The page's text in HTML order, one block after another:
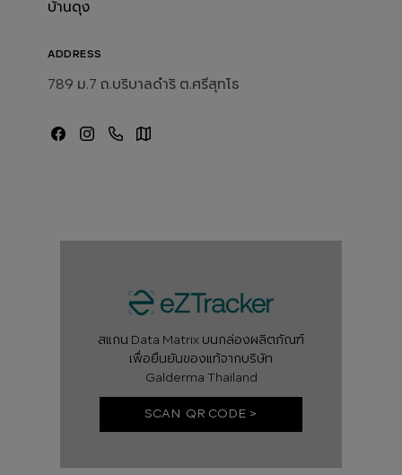
บ้านดุง
ADDRESS
789 ม.7 ถ.บริบาลดำริ ต.ศรีสุทโธ
สแกน Data Matrix บนกล่องผลิตภัณฑ์
เพื่อยืนยันของแท้จากบริษัท
Galderma Thailand
SCAN QR CODE >